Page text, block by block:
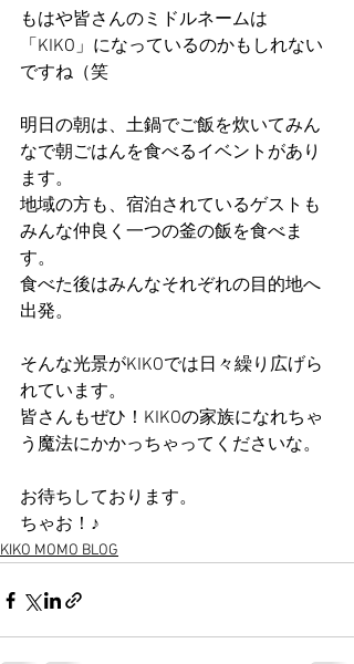
もはや皆さんのミドルネームは
「KIKO」になっているのかもしれない
ですね（笑
明日の朝は、土鍋でご飯を炊いてみん
なで朝ごはんを食べるイベントがあり
ます。
地域の方も、宿泊されているゲストも
みんな仲良く一つの釜の飯を食べま
す。
食べた後はみんなそれぞれの目的地へ
出発。
そんな光景がKIKOでは日々繰り広げら
れています。
皆さんもぜひ！KIKOの家族になれちゃ
う魔法にかかっちゃってくださいな。
お待ちしております。
ちゃお！♪
KIKO MOMO BLOG